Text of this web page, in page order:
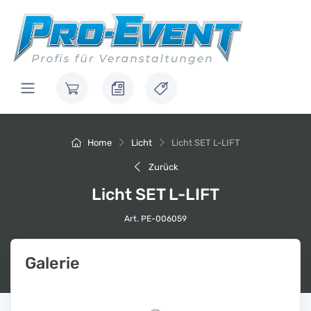
Home Licht Licht SET L-LIFT
Zurück
Licht SET L-LIFT
Art. PE-006059
Galerie